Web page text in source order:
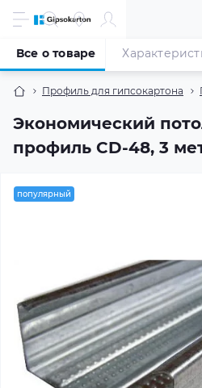
Профиль для гипсокартона
Экономический
профиль CD-48, 3
Все о товаре
популярный